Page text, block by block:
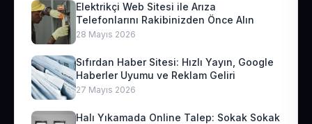
Elektrikçi Web Sitesi ile Arıza
Telefonlarını Rakibinizden Önce Alın
28 Mayıs 2026
Sıfırdan Haber Sitesi: Hızlı Yayın, Google
Haberler Uyumu ve Reklam Geliri
27 Mayıs 2026
Halı Yıkamada Online Talep: Sokak Sokak